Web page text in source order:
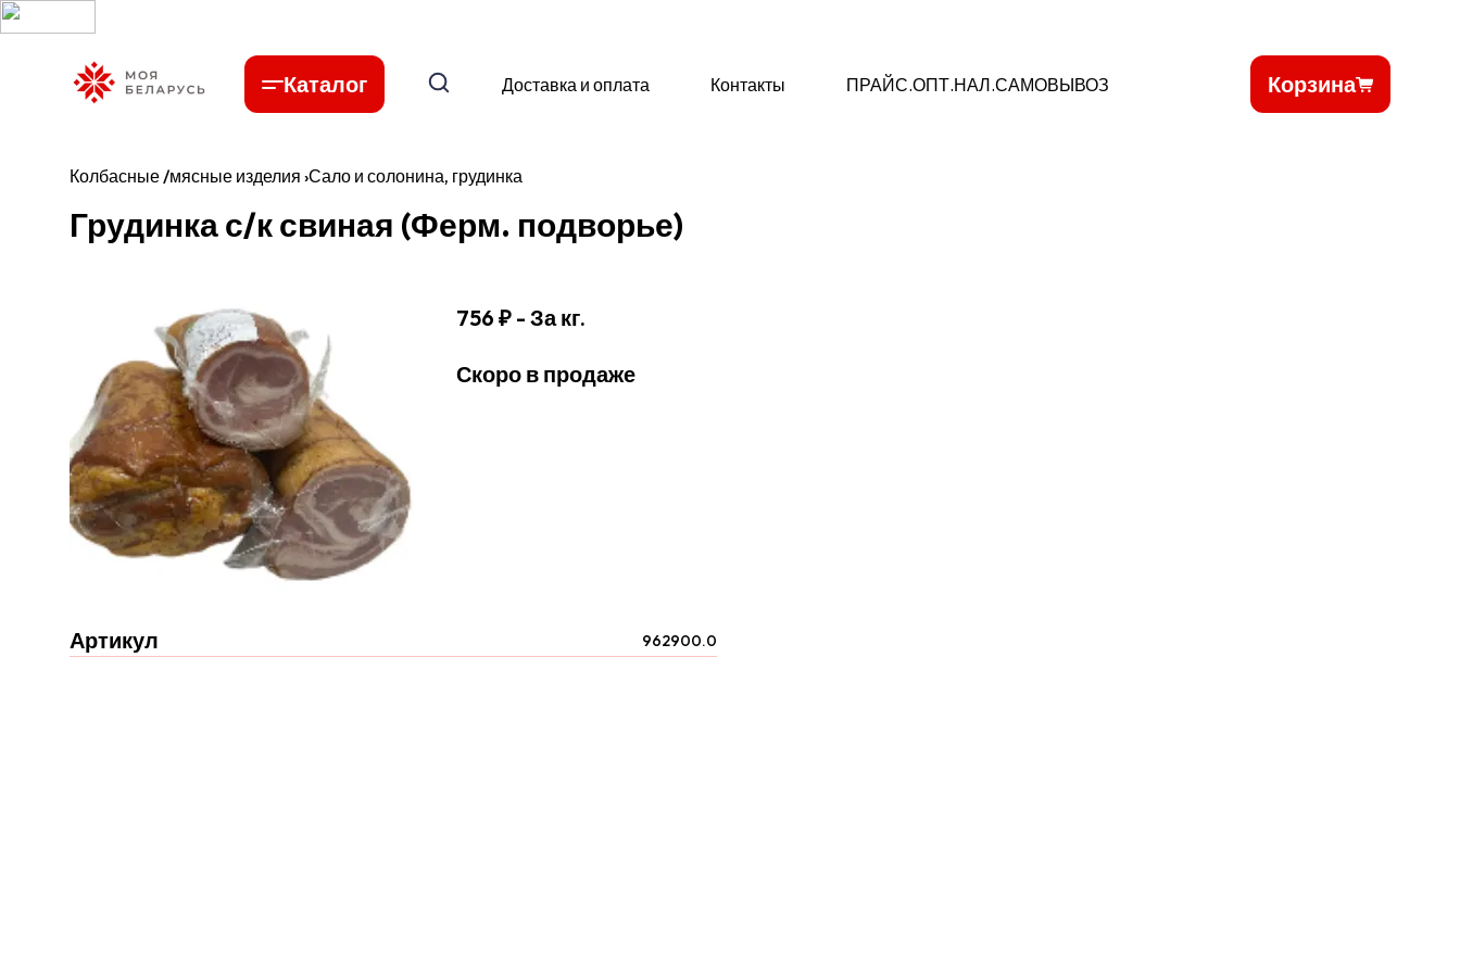
Каталог Доставка и оплата Контакты ПРАЙС.ОПТ.НАЛ.САМОВЫВОЗ Корзина
Колбасные /мясные изделия ›Сало и солонина, грудинка
Грудинка с/к свиная (Ферм. подворье)
756 ₽ - За кг.
Скоро в продаже
Артикул 962900.0